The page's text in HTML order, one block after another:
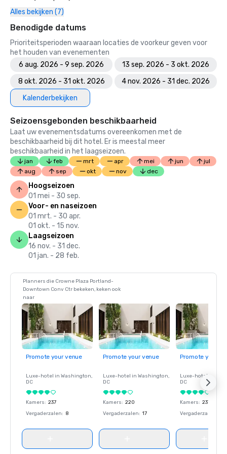
Hotels & Resorts
2011 „" Beste van het beste "” algemeen directeur van het
jaar, Zygmunt Lopuszynski, Crowne Plaza Hotels &
Resorts”
& Resorts
Alles bekijken (7)
Benodigde datums
Prioriteitsperioden waaraan locaties de voorkeur geven voor
het houden van evenementen
6 aug. 2026 - 9 sep. 2026
13 sep. 2026 - 3 okt. 2026
8 okt. 2026 - 31 okt. 2026
4 nov. 2026 - 31 dec. 2026
Kalenderbekijken
Seizoensgebonden beschikbaarheid
Laat uw evenementsdatums overeenkomen met de
beschikbaarheid bij dit hotel. Er is meestal meer
beschikbaarheid in het laagseizoen.
jan feb mrt apr mei jun
jul
aug
sep okt nov dec
Hoogseizoen
01 mei - 30 sep.
Voor- en naseizoen
01 mrt. - 30 apr.
01 okt. - 15 nov.
Laagseizoen
16 nov. - 31 dec.
01 jan. - 28 feb.
Planners die Crowne Plaza Portland-
Downtown Conv Ctr bekeken, keken ook
naar
Promote your venue
Luxe-hotel in Washington,
DC
Kamers: 237
Vergaderzalen: 8
Promote your venue
Luxe-hotel in Washington,
DC
Kamers: 220
Vergaderzalen: 17
Promote your
Luxe-hotel in
DC
Kamers: 237
Vergaderzalen